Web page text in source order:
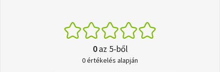
0az 5-ből
0 értékelés alapján